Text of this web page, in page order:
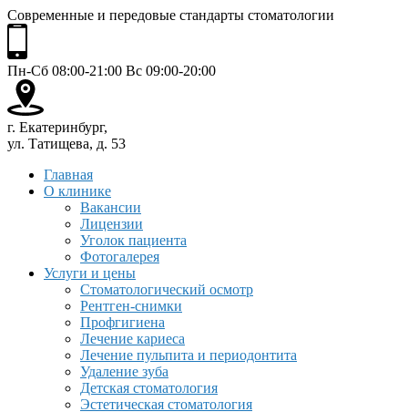
Современные и передовые стандарты стоматологии
Пн-Сб 08:00-21:00 Вс 09:00-20:00
г. Екатеринбург,
ул. Татищева, д. 53
Главная
О клинике
Вакансии
Лицензии
Уголок пациента
Фотогалерея
Услуги и цены
Стоматологический осмотр
Рентген-снимки
Профгигиена
Лечение кариеса
Лечение пульпита и периодонтита
Удаление зуба
Детская стоматология
Эстетическая стоматология